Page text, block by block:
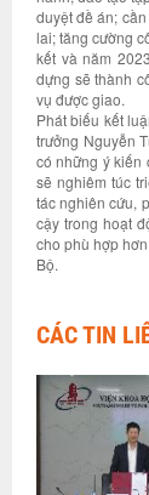
duyệt đề án;
lai; tăng cường
kết và năm
dựng sẽ thành
vụ được giao.
Phát biếu kết
trưởng Nguyễn
có những ý kiến
sẽ nghiêm túc
tác nghiên cứu,
cậy trong hoạt
cho phù hợp
Bộ.
CÁC TIN